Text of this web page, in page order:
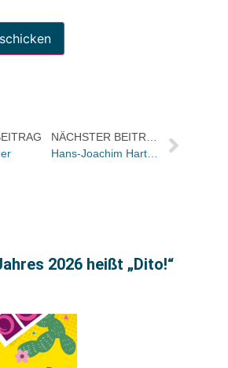
2026 heißt „Dito!“